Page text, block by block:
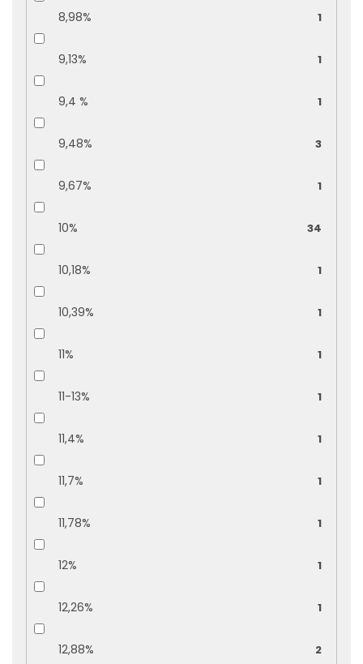
8,98% 1
9,13% 1
9,4 % 1
9,48% 3
9,67% 1
10% 34
10,18% 1
10,39% 1
11% 1
11-13% 1
11,4% 1
11,7% 1
11,78% 1
12% 1
12,26% 1
12,88% 2